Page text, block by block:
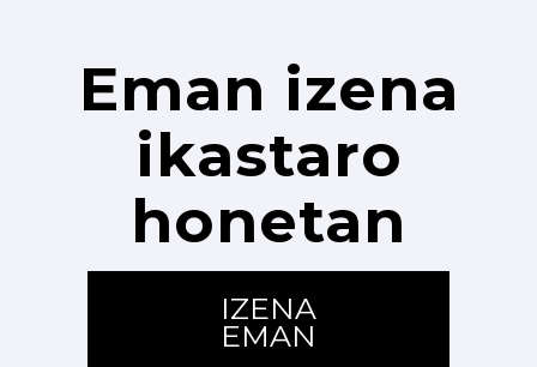
Eman izena
ikastaro
honetan
IZENA
EMAN